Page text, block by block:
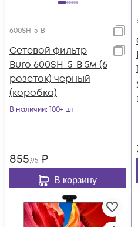
600SH-5-B
Сетевой фильтр
Buro 600SH-5-B 5м (6
розеток) черный
(коробка)
В наличии: 100+ шт
855,95 ₽
В корзину